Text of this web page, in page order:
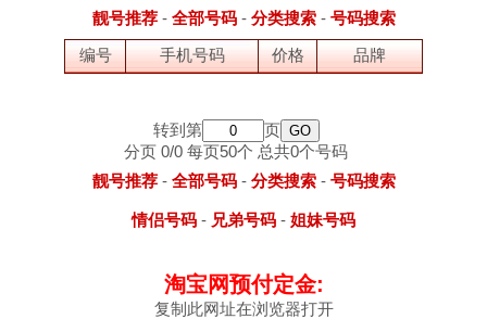
靓号推荐- 全部号码- 分类搜索- 号码搜索
编号
手机号码 价格 品牌
转到第
页
分页 0/0 每页50个 总共0个号码
靓号推荐- 全部号码- 分类搜索- 号码搜索
情侣号码 - 兄弟号码 - 姐妹号码
淘宝网预付定金:
复制此网址在浏览器打开